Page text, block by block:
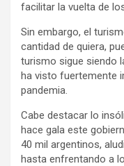
facilitar la vuelta de
Sin embargo, el
cantidad de quiera,
turismo sigue siendo
ha visto fuertemente
pandemia.
Cabe destacar lo
hace gala este
40 mil argentinos,
hasta enfrentando a